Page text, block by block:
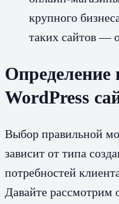
крупного
таких сайтов —
Определение
WordPress
Выбор правильной
зависит от типа
потребностей
Давайте рассмотрим